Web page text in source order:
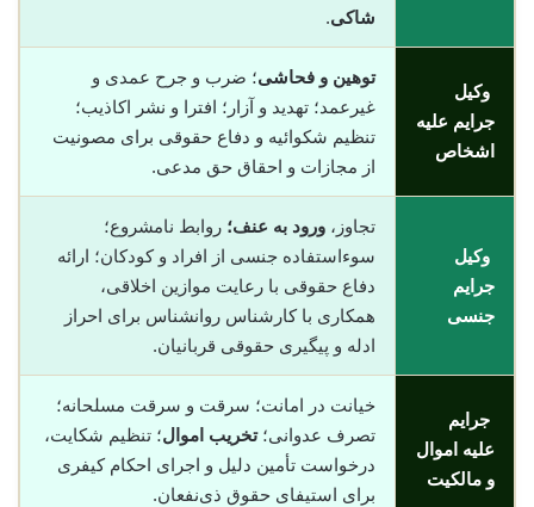
شاکی.
وکیل
جرایم علیه
اشخاص
توهین و فحاشی؛ ضرب و جرح عمدی و
غیرعمد؛ تهدید و آزار؛ افترا و نشر اکاذیب؛
تنظیم شکوائیه و دفاع حقوقی برای مصونیت
از مجازات و احقاق حق مدعی.
وکیل
جرایم
جنسی
تجاوز، ورود به عنف؛ روابط نامشروع؛
سوءاستفاده جنسی از افراد و کودکان؛ ارائه
دفاع حقوقی با رعایت موازین اخلاقی،
همکاری با کارشناس روانشناس برای احراز
ادله و پیگیری حقوقی قربانیان.
جرایم
علیه اموال
و مالکیت
خیانت در امانت؛ سرقت و سرقت مسلحانه؛
تصرف عدوانی؛تخریب اموال؛ تنظیم شکایت،
درخواست تأمین دلیل و اجرای احکام کیفری
برای استیفای حقوق ذی‌نفعان.